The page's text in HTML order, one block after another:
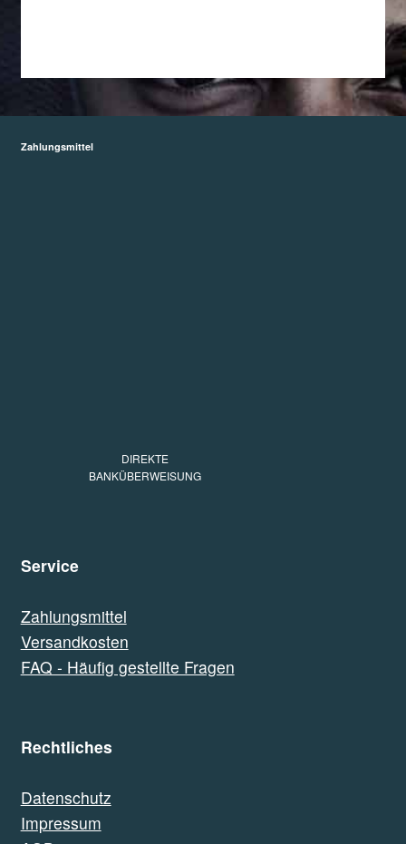
Zahlungsmittel
DIREKTE
BANKÜBERWEISUNG
Service
Zahlungsmittel
Versandkosten
FAQ - Häufig gestellte Fragen
Rechtliches
Datenschutz
Impressum